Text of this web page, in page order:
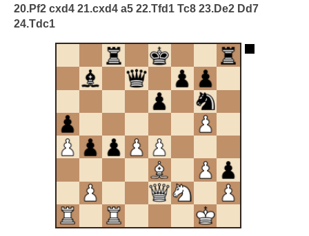
20.Pf2 cxd4 21.cxd4 a5 22.Tfd1 Tc8 23.De2 Dd7
24.Tdc1